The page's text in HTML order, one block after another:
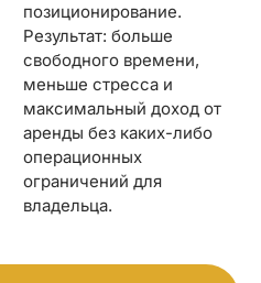
владельца.